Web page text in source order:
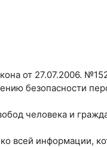
от 27.07.2006.
безопасности
человека и
всей информации,